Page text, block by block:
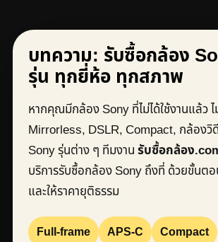
บทความ: รับซื้อกล้อง
รุ่น ทุกยี่ห้อ ทุกสภาพ
หากคุณมีกล้อง Sony ที่ไม่ได้ใช้งานแล้ว ไ
Mirrorless, DSLR, Compact, กล้องวิ
Sony รุ่นต่าง ๆ ทีมงานรับซื้อกล้อง
บริการรับซื้อกล้อง Sony ถึงที่ ด้วยขั้นตอ
และให้ราคายุติธรรม
Full-frame APS-C
Compact